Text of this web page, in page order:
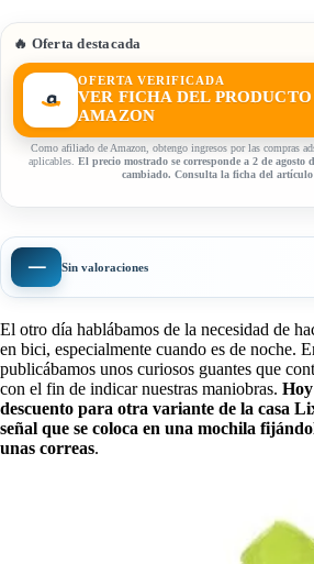
🔥 Oferta destacada
OFERTA VERIFICADA
VER FICHA DEL PRODUCTO
AMAZON
Como afiliado de Amazon, obtengo ingresos por las compras
aplicables. El precio mostrado se corresponde a 2 de agosto
cambiado. Consulta la ficha del artículo
— Sin valoraciones
El otro día hablábamos de la necesidad de
en bici, especialmente cuando es de noche.
publicábamos unos curiosos guantes que
con el fin de indicar nuestras maniobras.
descuento para otra variante de la casa
señal que se coloca en una mochila
unas correas.